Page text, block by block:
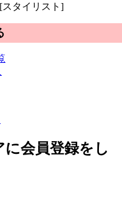
スタイリスト]
会員登録をし